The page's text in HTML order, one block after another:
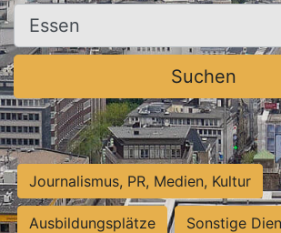
Ort, Stadt
Suchen
Journalismus, PR, Medien, Kultur
Ausbildungsplätze Sonstige